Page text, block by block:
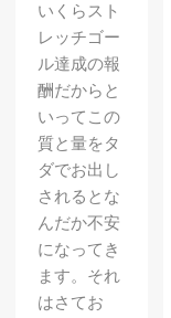
いくらスト
レッチゴー
ル達成の報
酬だからと
いってこの
質と量をタ
ダでお出し
されるとな
んだか不安
になってき
ます。それ
はさてお